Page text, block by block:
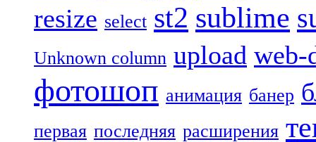
resize select st2 sublime
Unknown column upload web-
фотошоп анимация банер
первая последняя расширения